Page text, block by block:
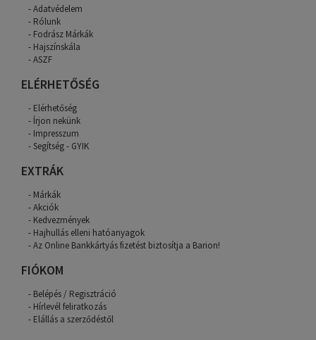
Adatvédelem
Rólunk
Fodrász Márkák
Hajszínskála
ASZF
ELÉRHETŐSÉG
Elérhetőség
Írjon nekünk
Impresszum
Segítség - GYIK
EXTRÁK
Márkák
Akciók
Kedvezmények
Hajhullás elleni hatóanyagok
Az Online Bankkártyás fizetést biztosítja a Barion!
FIÓKOM
Belépés / Regisztráció
Hírlevél feliratkozás
Elállás a szerződéstől